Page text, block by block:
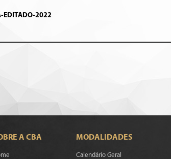
EDITADO-2022
A CBA MODALIDADES
Calendário Geral